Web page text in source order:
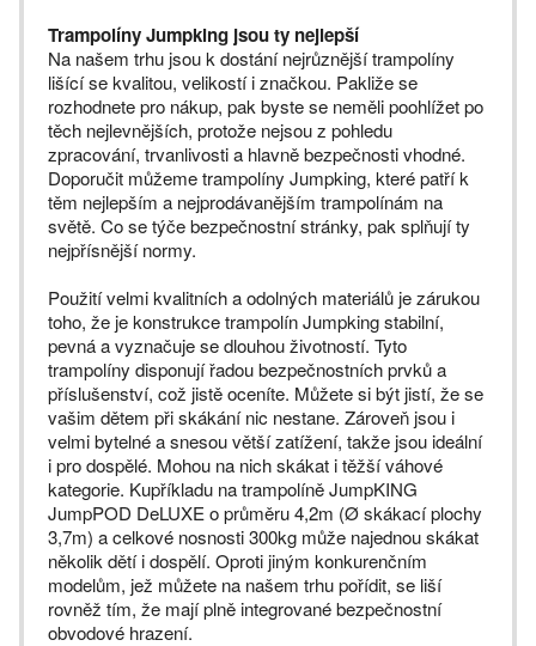
Trampolíny Jumpking jsou ty nejlepší
Na našem trhu jsou k dostání nejrůznější trampolíny
lišící se kvalitou, velikostí i značkou. Pakliže se
rozhodnete pro nákup, pak byste se neměli poohlížet po
těch nejlevnějších, protože nejsou z pohledu
zpracování, trvanlivosti a hlavně bezpečnosti vhodné.
Doporučit můžeme trampolíny Jumpking, které patří k
těm nejlepším a nejprodávanějším trampolínám na
světě. Co se týče bezpečnostní stránky, pak splňují ty
nejpřísnější normy.
Použití velmi kvalitních a odolných materiálů je zárukou
toho, že je konstrukce trampolín Jumpking stabilní,
pevná a vyznačuje se dlouhou životností. Tyto
trampolíny disponují řadou bezpečnostních prvků a
příslušenství, což jistě oceníte. Můžete si být jistí, že se
vašim dětem při skákání nic nestane. Zároveň jsou i
velmi bytelné a snesou větší zatížení, takže jsou ideální
i pro dospělé. Mohou na nich skákat i těžší váhové
kategorie. Kupříkladu na trampolíně JumpKING
JumpPOD DeLUXE o průměru 4,2m (Ø skákací plochy
3,7m) a celkové nosnosti 300kg může najednou skákat
několik dětí i dospělí. Oproti jiným konkurenčním
modelům, jež můžete na našem trhu pořídit, se liší
rovněž tím, že mají plně integrované bezpečnostní
obvodové hrazení.